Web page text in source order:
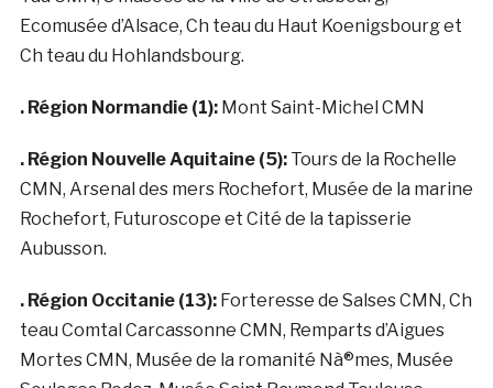
Ecomusée d’Alsace, Ch teau du Haut Koenigsbourg et
Ch teau du Hohlandsbourg.
. Région Normandie (1):Mont Saint-Michel CMN
. Région Nouvelle Aquitaine (5):Tours de la Rochelle
CMN, Arsenal des mers Rochefort, Musée de la marine
Rochefort, Futuroscope et Cité de la tapisserie
Aubusson.
. Région Occitanie (13):Forteresse de Salses CMN, Ch
teau Comtal Carcassonne CMN, Remparts d’Aigues
Mortes CMN, Musée de la romanité Nà®mes, Musée